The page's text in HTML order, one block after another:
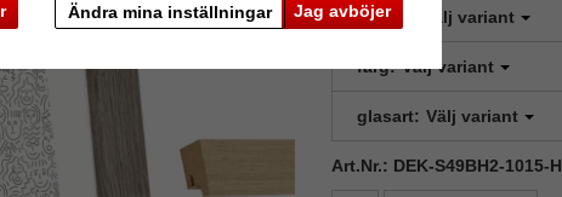
Jag avböjer
Ändra mina inställningar format: Välj variant
färg: Välj variant
glasart: Välj variant
Art.Nr.: DEK-S49BH2-1015-H